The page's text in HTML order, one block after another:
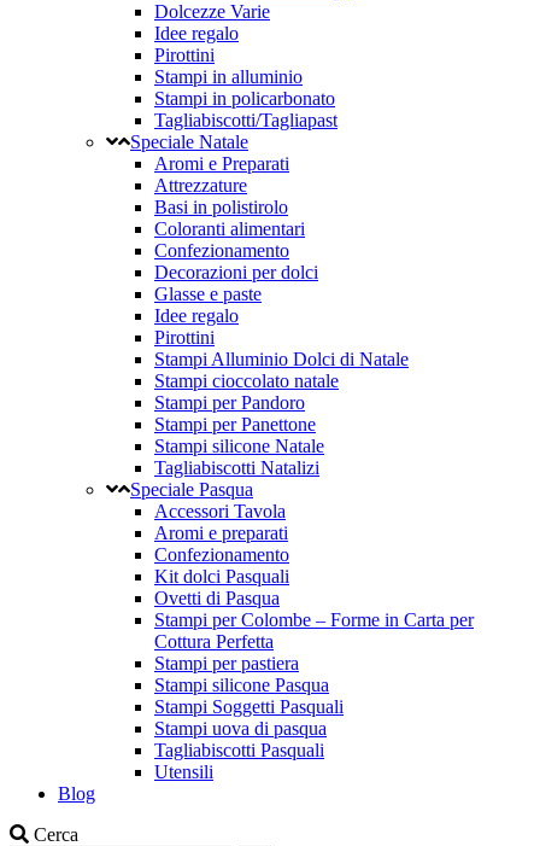
Dolcezze Varie
Idee regalo
Pirottini
Stampi in alluminio
Stampi in policarbonato
Tagliabiscotti/Tagliapast
Speciale Natale
Aromi e Preparati
Attrezzature
Basi in polistirolo
Coloranti alimentari
Confezionamento
Decorazioni per dolci
Glasse e paste
Idee regalo
Pirottini
Stampi Alluminio Dolci di Natale
Stampi cioccolato natale
Stampi per Pandoro
Stampi per Panettone
Stampi silicone Natale
Tagliabiscotti Natalizi
Speciale Pasqua
Accessori Tavola
Aromi e preparati
Confezionamento
Kit dolci Pasquali
Ovetti di Pasqua
Stampi per Colombe – Forme in Carta per
Cottura Perfetta
Stampi per pastiera
Stampi silicone Pasqua
Stampi Soggetti Pasquali
Stampi uova di pasqua
Tagliabiscotti Pasquali
Utensili
Blog
Cerca